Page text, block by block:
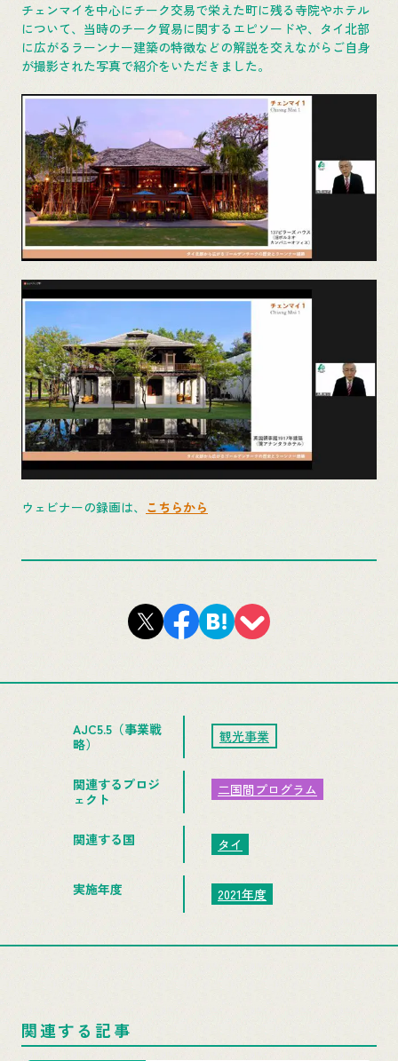
チェンマイを中心にチーク交易で栄えた町に残る寺院やホテル
について、当時のチーク貿易に関するエピソードや、タイ北部
に広がるラーンナー建築の特徴などの解説を交えながらご自身
が撮影された写真で紹介をいただきました。
ウェビナーの録画は、 こちらから
AJC5.5（事業戦
略）
観光事業
関連するプロジ
ェクト
二国間プログラム
関連する国 タイ
実施年度 2021年度
関連する記事